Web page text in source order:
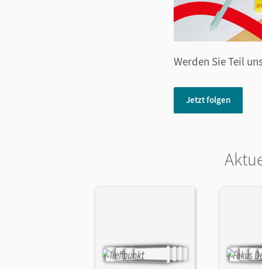
Werden Sie Teil
Jetzt folgen